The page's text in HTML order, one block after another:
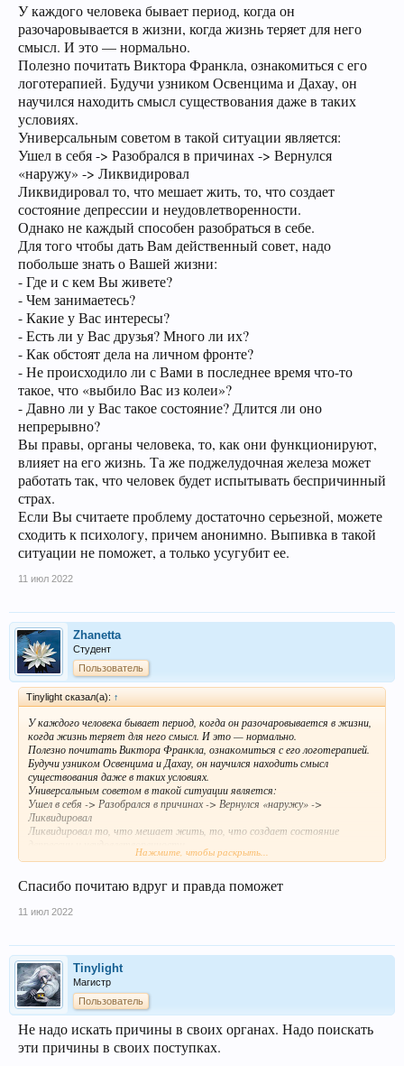
У каждого человека бывает период, когда он
разочаровывается в жизни, когда жизнь теряет для него
смысл. И это — нормально.
Полезно почитать Виктора Франкла, ознакомиться с его
логотерапией. Будучи узником Освенцима и Дахау, он
научился находить смысл существования даже в таких
условиях.
Универсальным советом в такой ситуации является:
Ушел в себя -> Разобрался в причинах -> Вернулся
«наружу» -> Ликвидировал
Ликвидировал то, что мешает жить, то, что создает
состояние депрессии и неудовлетворенности.
Однако не каждый способен разобраться в себе.
Для того чтобы дать Вам действенный совет, надо
побольше знать о Вашей жизни:
- Где и с кем Вы живете?
- Чем занимаетесь?
- Какие у Вас интересы?
- Есть ли у Вас друзья? Много ли их?
- Как обстоят дела на личном фронте?
- Не происходило ли с Вами в последнее время что-то
такое, что «выбило Вас из колеи»?
- Давно ли у Вас такое состояние? Длится ли оно
непрерывно?
Вы правы, органы человека, то, как они функционируют,
влияет на его жизнь. Та же поджелудочная железа может
работать так, что человек будет испытывать беспричинный
страх.
Если Вы считаете проблему достаточно серьезной, можете
сходить к психологу, причем анонимно. Выпивка в такой
ситуации не поможет, а только усугубит ее.
11 июл 2022
Zhanetta
Студент
Пользователь
Tinylight сказал(а): ↑
У каждого человека бывает период, когда он разочаровывается в жизни,
когда жизнь теряет для него смысл. И это — нормально.
Полезно почитать Виктора Франкла, ознакомиться с его логотерапией.
Будучи узником Освенцима и Дахау, он научился находить смысл
существования даже в таких условиях.
Универсальным советом в такой ситуации является:
Ушел в себя -> Разобрался в причинах -> Вернулся «наружу» ->
Ликвидировал
Ликвидировал то, что мешает жить, то, что создает состояние
Однако не каждый способен разобраться в себе.
Вашей жизни:
- Где и с кем Вы живете?
- Чем занимаетесь?
- Как обстоят дела на личном фронте?
- Не происходило ли с Вами в последнее время что-то такое, что «выбило
Вас из колеи»?
- Давно ли у Вас такое состояние? Длится ли оно непрерывно?
Вы правы, органы человека, то, как они функционируют, влияет на его
жизнь. Та же поджелудочная железа может работать так, что человек
будет испытывать беспричинный страх.
Если Вы считаете проблему достаточно серьезной, можете сходить к
Нажмите, чтобы раскрыть...
Спасибо почитаю вдруг и правда поможет
11 июл 2022
Tinylight
Магистр
Пользователь
Не надо искать причины в своих органах. Надо поискать
эти причины в своих поступках.